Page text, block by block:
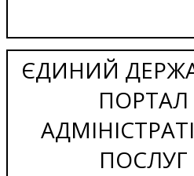
ЄДИНИЙ
ПОРТАЛ
ПОСЛУГ